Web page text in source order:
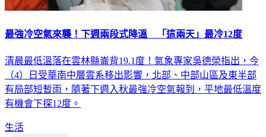
最強冷空氣來襲！下週兩段式降溫 「這兩天」最冷12度
清晨最低溫落在雲林縣崙背19.1度！氣象專家吳德榮指出，今
（4）日受華南中層雲系移出影響，北部、中部山區及東半部
有局部短暫雨，隨著下週入秋最強冷空氣報到，平地最低溫度
有機會下探12度。
生活